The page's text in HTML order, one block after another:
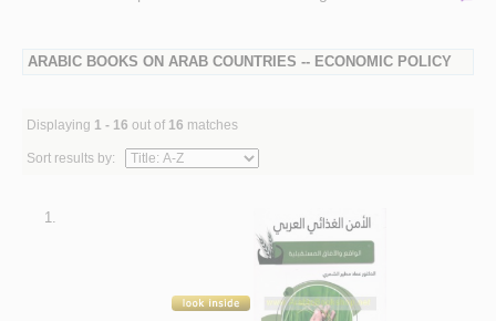
ARABIC BOOKS ON ARAB COUNTRIES -- ECONOMIC POLICY
Displaying 1 - 16 out of 16 matches
Sort results by:
1.